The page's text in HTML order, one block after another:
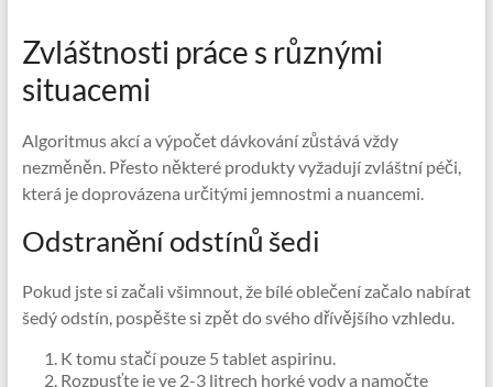
Zvláštnosti práce s různými
situacemi
Algoritmus akcí a výpočet dávkování zůstává vždy
nezměněn. Přesto některé produkty vyžadují zvláštní péči,
která je doprovázena určitými jemnostmi a nuancemi.
Odstranění odstínů šedi
Pokud jste si začali všimnout, že bílé oblečení začalo nabírat
šedý odstín, pospěšte si zpět do svého dřívějšího vzhledu.
K tomu stačí pouze 5 tablet aspirinu.
Rozpusťte je ve 2-3 litrech horké vody a namočte